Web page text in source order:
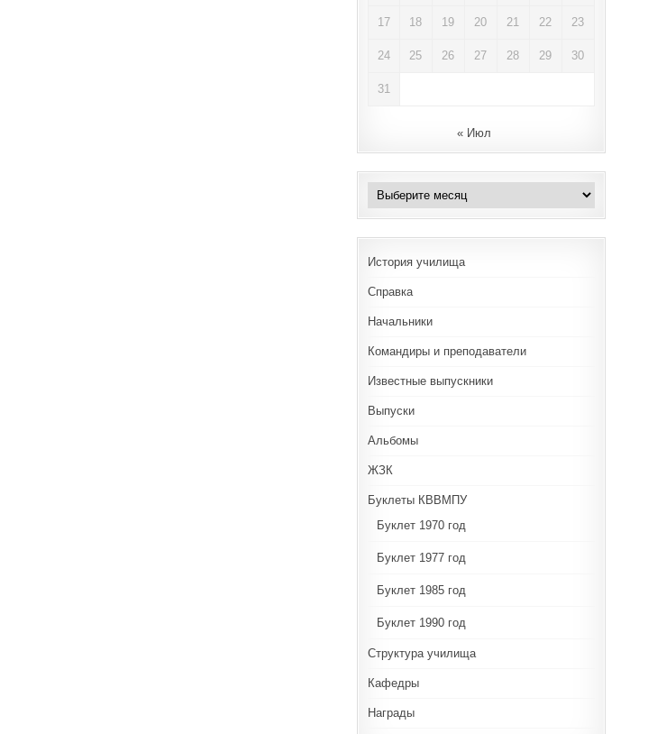
17 18 19 20 21 22 23
24 25 26 27 28 29 30
31
« Июл
Архивы
История училища
Справка
Начальники
Командиры и преподаватели
Известные выпускники
Выпуски
Альбомы
ЖЗК
Буклеты КВВМПУ
Буклет 1970 год
Буклет 1977 год
Буклет 1985 год
Буклет 1990 год
Структура училища
Кафедры
Награды